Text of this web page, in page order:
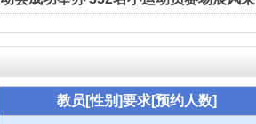
教员[性别]要求[预约人数]